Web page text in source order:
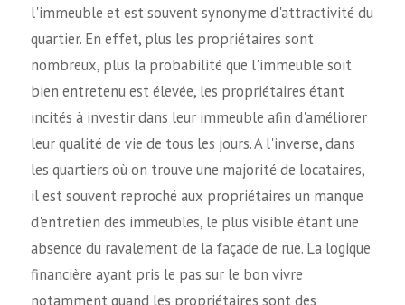
l'immeuble et est souvent synonyme d'attractivité du
quartier. En effet, plus les propriétaires sont
nombreux, plus la probabilité que l'immeuble soit
bien entretenu est élevée, les propriétaires étant
incités à investir dans leur immeuble afin d'améliorer
leur qualité de vie de tous les jours. A l'inverse, dans
les quartiers où on trouve une majorité de locataires,
il est souvent reproché aux propriétaires un manque
d'entretien des immeubles, le plus visible étant une
absence du ravalement de la façade de rue. La logique
financière ayant pris le pas sur le bon vivre
notamment quand les propriétaires sont des